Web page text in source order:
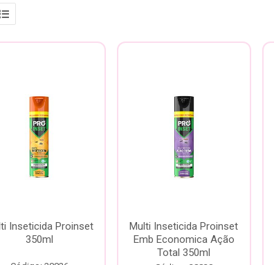
Inseticida Proinset
350ml
Multi Inseticida Proinset
Emb Economica Ação
Total 350ml